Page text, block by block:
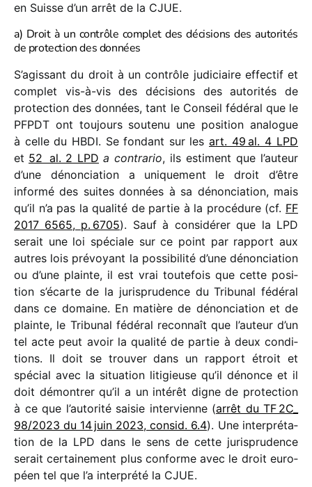
en Suisse d’un arrêt de la CJUE.
a) Droit à un contrôle complet des décisions des autorités
de protection des données
S’agissant du droit à un contrôle judi­ciaire effec­tif et
complet vis-à-vis des déci­sions des auto­ri­tés de
protec­tion des données, tant le Conseil fédé­ral que le
PFPDT ont toujours soutenu une posi­tion analogue
à celle du HBDI. Se fondant sur les art. 49 al. 4 LPD
et 52 al. 2 LPD a contra­rio, ils estiment que l’auteur
d’une dénon­cia­tion a unique­ment le droit d’être
informé des suites données à sa dénon­cia­tion, mais
qu’il n’a pas la qualité de partie à la procé­dure (cf. FF
2017 6565, p. 6705). Sauf à consi­dé­rer que la LPD
serait une loi spéciale sur ce point par rapport aux
autres lois prévoyant la possi­bi­lité d’une dénon­cia­tion
ou d’une plainte, il est vrai toute­fois que cette posi­
tion s’écarte de la juris­pru­dence du Tribunal fédé­ral
dans ce domaine. En matière de dénon­cia­tion et de
plainte, le Tribunal fédé­ral recon­naît que l’auteur d’un
tel acte peut avoir la qualité de partie à deux condi­
tions. Il doit se trou­ver dans un rapport étroit et
spécial avec la situa­tion liti­gieuse qu’il dénonce et il
doit démon­trer qu’il a un inté­rêt digne de protec­tion
à ce que l’autorité saisie inter­vienne (arrêt du TF 2C_​
98/​2023 du 14 juin 2023, consid. 6.4). Une inter­pré­ta­
tion de la LPD dans le sens de cette juris­pru­dence
serait certai­ne­ment plus conforme avec le droit euro­
péen tel que l’a inter­prété la CJUE.